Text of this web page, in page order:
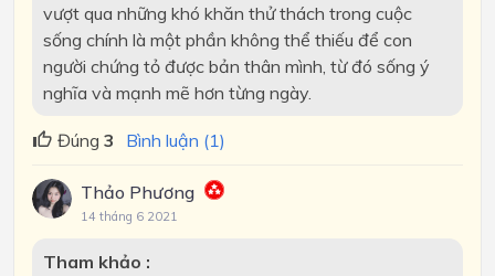
vượt qua những khó khăn thử thách trong cuộc
sống chính là một phần không thể thiếu để con
người chứng tỏ được bản thân mình, từ đó sống ý
nghĩa và mạnh mẽ hơn từng ngày.
Đúng 3 Bình luận (1)
Thảo Phương
14 tháng 6 2021
Tham khảo :